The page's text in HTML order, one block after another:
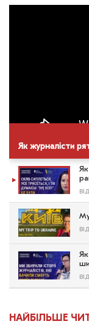
Як
Як
НАЙБІЛЬШЕ